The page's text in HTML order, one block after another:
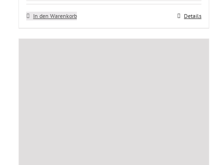
In den Warenkorb Details